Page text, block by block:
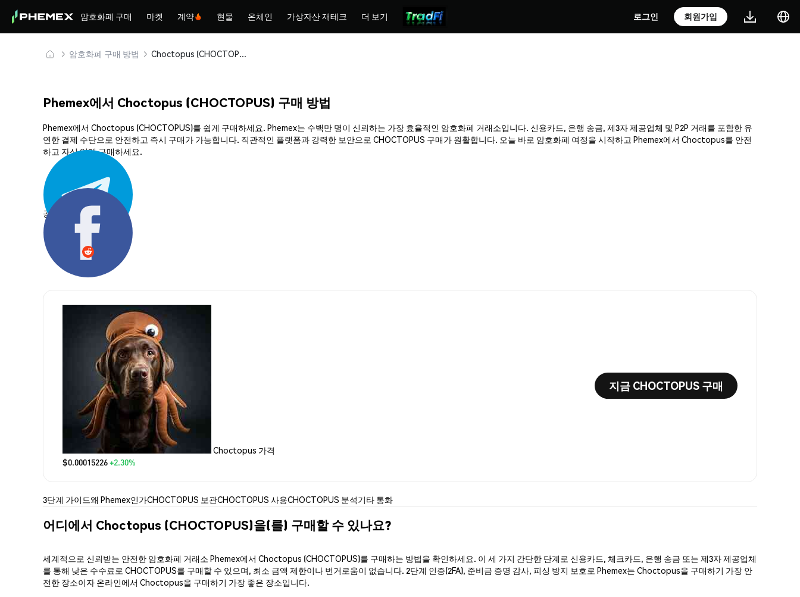
암호화폐 구매 마켓 계약 현물 온체인 가상자산 재테크 더 보기 로그인 회원가입
암호화폐 구매 방법 Choctopus (CHOCTOPUS) 안전하게 구매 및 보관
Phemex에서 Choctopus (CHOCTOPUS) 구매 방법
Phemex에서 Choctopus (CHOCTOPUS)를 쉽게 구매하세요. Phemex는 수백만 명이 신뢰하는 가장 효율적인 암호화폐 거래소입니다. 신용카드, 은행 송금, 제3자 제공업체 및 P2P 거래를 포함한 유
연한 결제 수단으로 안전하고 즉시 구매가 가능합니다. 직관적인 플랫폼과 강력한 보안으로 CHOCTOPUS 구매가 원활합니다. 오늘 바로 암호화폐 여정을 시작하고 Phemex에서 Choctopus를 안전
하고 자신 있게 구매하세요.
공유하기:
Choctopus 가격
$0.00015226+2.30%
지금 CHOCTOPUS 구매
3단계 가이드왜 Phemex인가CHOCTOPUS 보관CHOCTOPUS 사용CHOCTOPUS 분석기타 통화
어디에서 Choctopus (CHOCTOPUS)을(를) 구매할 수 있나요?
세계적으로 신뢰받는 안전한 암호화폐 거래소 Phemex에서 Choctopus (CHOCTOPUS)를 구매하는 방법을 확인하세요. 이 세 가지 간단한 단계로 신용카드, 체크카드, 은행 송금 또는 제3자 제공업체
를 통해 낮은 수수료로 CHOCTOPUS를 구매할 수 있으며, 최소 금액 제한이나 번거로움이 없습니다. 2단계 인증(2FA), 준비금 증명 감사, 피싱 방지 보호로 Phemex는 Choctopus을 구매하기 가장 안
전한 장소이자 온라인에서 Choctopus을 구매하기 가장 좋은 장소입니다.